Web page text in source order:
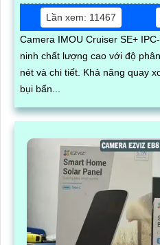
Lần xem: 11467
Camera IMOU Cruiser SE+
ninh chất lượng cao với độ
nét và chi tiết. Khả năng quay xoay 360 cùng chống nước và
bụi bẩn...